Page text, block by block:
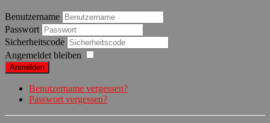
Benutzername
Passwort
Sicherheitscode
Angemeldet bleiben
Anmelden
Benutzername vergessen?
Passwort vergessen?